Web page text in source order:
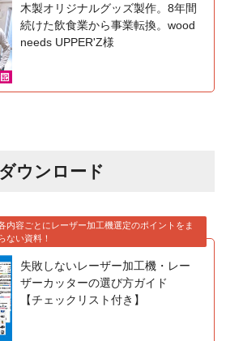
木製オリジナルグッズ製作。8年間
続けた飲食業から事業転換。wood
needs UPPER'Z様
ウンロード
内容ごとにレーザー加工機選定のポイントをま
ない資料！
失敗しないレーザー加工機・レー
ザーカッターの選び方ガイド
【チェックリスト付き】